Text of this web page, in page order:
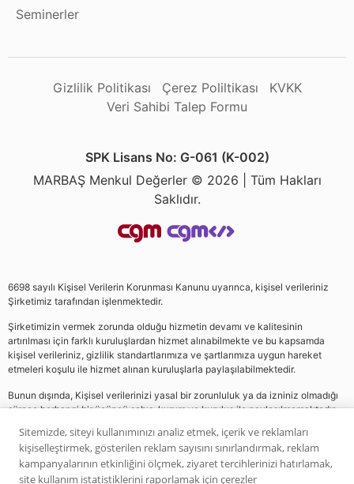
Seminerler
Gizlilik Politikası Çerez Poliltikası
KVKK
Veri Sahibi Talep Formu
SPK Lisans No: G-061 (K-002)
MARBAŞ Menkul Değerler © 2026 | Tüm Hakları
Saklıdır.
6698 sayılı Kişisel Verilerin Korunması Kanunu uyarınca, kişisel verileriniz
Şirketimiz tarafından işlenmektedir.
Şirketimizin vermek zorunda olduğu hizmetin devamı ve kalitesinin
artırılması için farklı kuruluşlardan hizmet alınabilmekte ve bu kapsamda
kişisel verileriniz, gizlilik standartlarımıza ve şartlarımıza uygun hareket
etmeleri koşulu ile hizmet alınan kuruluşlarla paylaşılabilmektedir.
Bunun dışında, Kişisel verilerinizi yasal bir zorunluluk ya da izniniz olmadığı
sürece herhangi bir üçüncü şahıs, kurum ve kuruluş ile paylaşılmamaktadır.
Web sitemizde yer alan analiz, yorum ve tavsiyeler yatırım danışmanlığı
kapsamında değildir. Bu tavsiyeler genel nitelikte olup, özel olarak sizin mali
Sitemizde, siteyi kullanımınızı analiz etmek, içerik ve reklamları
kişiselleştirmek, gösterilen reklam sayısını sınırlandırmak, reklam
kampanyalarının etkinliğini ölçmek, ziyaret tercihlerinizi hatırlamak,
site kullanım istatistiklerini raporlamak için çerezler